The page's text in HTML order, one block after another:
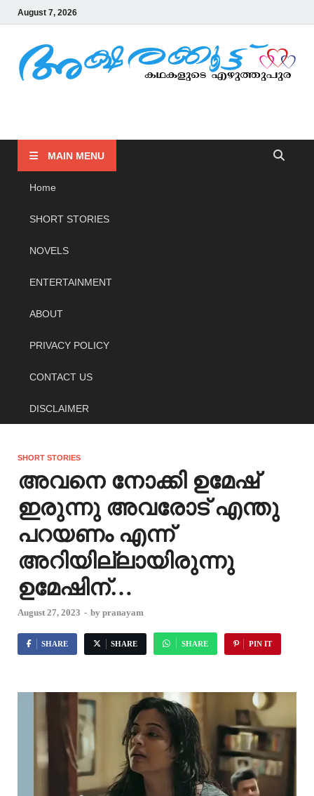
August 7, 2026
MAIN MENU
Home
SHORT STORIES
NOVELS
ENTERTAINMENT
ABOUT
PRIVACY POLICY
CONTACT US
DISCLAIMER
SHORT STORIES
അവനെ നോക്കി ഉമേഷ്
ഇരുന്നു അവരോട് എന്തു
പറയണം എന്ന്
അറിയില്ലായിരുന്നു
ഉമേഷിന്…
August 27, 2023 - by pranayam
SHARE SHARE SHARE PIN IT